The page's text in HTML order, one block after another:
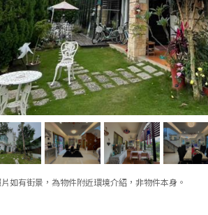
如有街景，為物件附近環境介紹，非物件本身。